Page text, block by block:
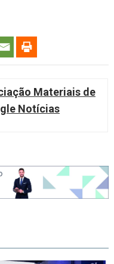
Materiais de
Notícias